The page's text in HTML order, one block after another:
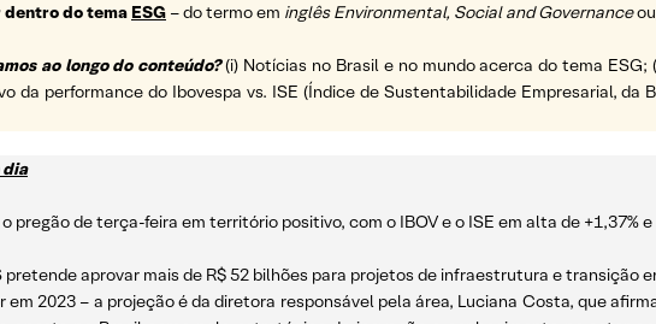
do tema ESG – do termo em inglês Environmental, Social and Governance
ao longo do conteúdo? (i) Notícias no Brasil e no mundo acerca do tema
da performance do Ibovespa vs. ISE (Índice de Sustentabilidade Empresarial,
pregão de terça-feira em território positivo, com o IBOV e o ISE em alta de +1,37%
pretende aprovar mais de R$ 52 bilhões para projetos de infraestrutura e
em 2023 – a projeção é da diretora responsável pela área, Luciana Costa, que